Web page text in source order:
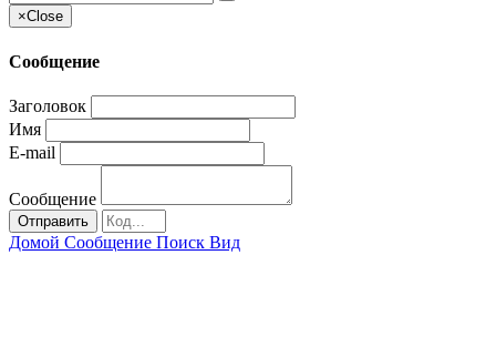
×Close
Сообщение
Заголовок
Имя
E-mail
Сообщение
Отправить
Домой Сообщение Поиск Вид